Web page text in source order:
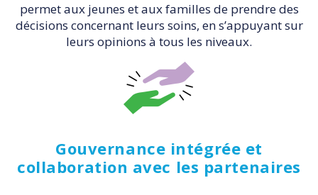
permet aux jeunes et aux familles de prendre des
décisions concernant leurs soins, en s’appuyant sur
leurs opinions à tous les niveaux.
Gouvernance intégrée et
collaboration avec les partenaires